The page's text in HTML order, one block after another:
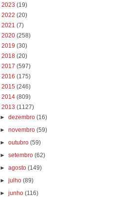
2023 (19)
2022 (20)
2021 (7)
2020 (258)
2019 (30)
2018 (20)
2017 (597)
2016 (175)
2015 (246)
2014 (809)
2013 (1127)
►dezembro(16)
►novembro(59)
►outubro(59)
►setembro(62)
►agosto(149)
►julho(89)
►junho(116)